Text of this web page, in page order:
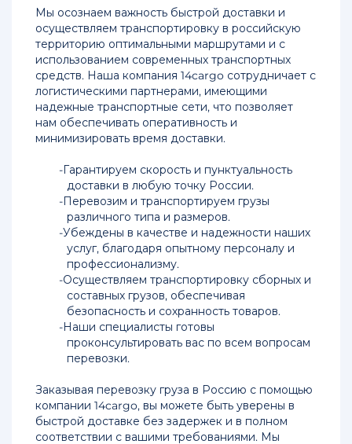
Мы осознаем важность быстрой доставки и
осуществляем транспортировку в российскую
территорию оптимальными маршрутами и с
использованием современных транспортных
средств. Наша компания 14cargo сотрудничает с
логистическими партнерами, имеющими
надежные транспортные сети, что позволяет
нам обеспечивать оперативность и
минимизировать время доставки.
Гарантируем скорость и пунктуальность
доставки в любую точку России.
Перевозим и транспортируем грузы
различного типа и размеров.
Убеждены в качестве и надежности наших
услуг, благодаря опытному персоналу и
профессионализму.
Осуществляем транспортировку сборных и
составных грузов, обеспечивая
безопасность и сохранность товаров.
Наши специалисты готовы
проконсультировать вас по всем вопросам
перевозки.
Заказывая перевозку груза в Россию с помощью
компании 14cargo, вы можете быть уверены в
быстрой доставке без задержек и в полном
соответствии с вашими требованиями. Мы